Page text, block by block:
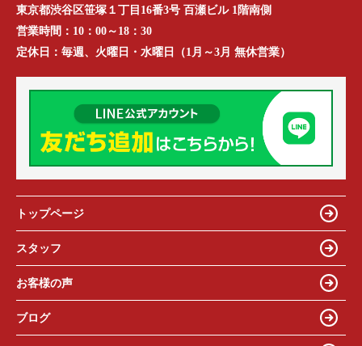
東京都渋谷区笹塚１丁目16番3号 百瀬ビル 1階南側
営業時間： 10：00～18：30
定休日： 毎週、火曜日・水曜日（1月～3月 無休営業）
トップページ
スタッフ
お客様の声
ブログ